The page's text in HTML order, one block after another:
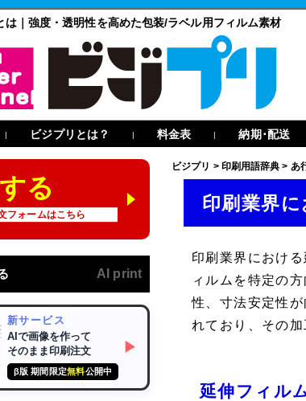
は｜強度・透明性を高めた包装/ラベル用フィルム素材
| ビジプリとは？ | 料金表 | 納期･配送
ビジプリ > 印刷用語辞典 > あ
印刷業界
印刷業界における
ィルムを特定の
性、寸法安定性
れており、その
延伸フィル
る
フォームはこちら
AI print
新サービス
AIで画像を作って
そのまま印刷注文
β版 期間限定無料公開中
▶